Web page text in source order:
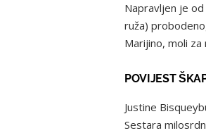
Napravljen je
ruža)
Marijino, moli za
POVIJEST
Justine
Sestara